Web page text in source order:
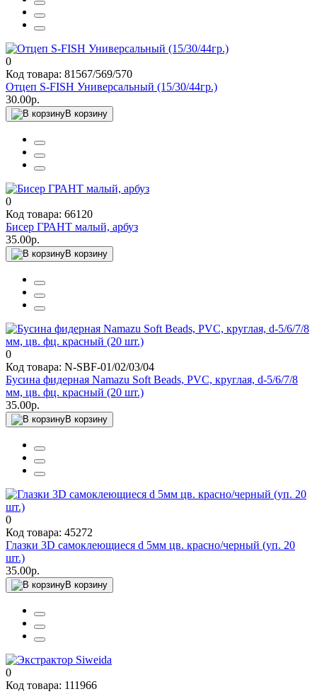
0
Код товара: 81567/569/570
Отцеп S-FISH Универсальный (15/30/44гр.)
30.00р.
В корзину
0
Код товара: 66120
Бисер ГРАНТ малый, арбуз
35.00р.
В корзину
0
Код товара: N-SBF-01/02/03/04
Бусина фидерная Namazu Soft Beads, PVC, круглая, d-5/6/7/8
мм, цв. фц. красный (20 шт.)
35.00р.
В корзину
0
Код товара: 45272
Глазки 3D самоклеющиеся d 5мм цв. красно/черный (уп. 20
шт.)
35.00р.
В корзину
0
Код товара: 111966